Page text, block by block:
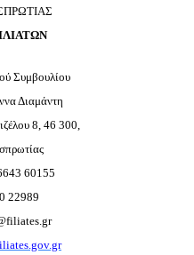
Συμβουλίου
Διαμάντη
8, 46 300,
60155
22989